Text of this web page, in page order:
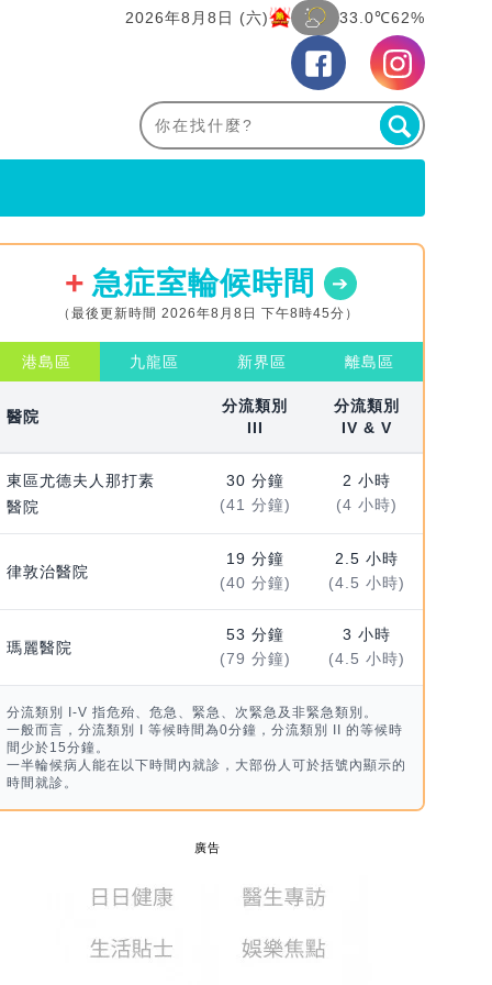
2026年8月8日 (六) 33.0℃62%
急症室輪候時間
（最後更新時間 2026年8月8日 下午8時45分）
港島區 九龍區 新界區 離島區
醫院
分流類別
III
分流類別
IV & V
東區尤德夫人那打素
醫院
30 分鐘
(41 分鐘)
2 小時
(4 小時)
律敦治醫院
19 分鐘
(40 分鐘)
2.5 小時
(4.5 小時)
瑪麗醫院
53 分鐘
(79 分鐘)
3 小時
(4.5 小時)
分流類別 I-V 指危殆、危急、緊急、次緊急及非緊急類別。
一般而言，分流類別 I 等候時間為0分鐘，分流類別 II 的等候時
間少於15分鐘。
一半輪候病人能在以下時間內就診，大部份人可於括號內顯示的
時間就診。
廣告